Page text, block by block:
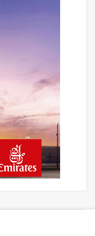
listesinden
kısa rotalara
yolcu